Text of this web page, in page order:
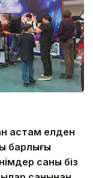
астам елден
барлығы
саны біз